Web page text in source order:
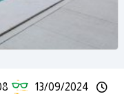
13/09/2024